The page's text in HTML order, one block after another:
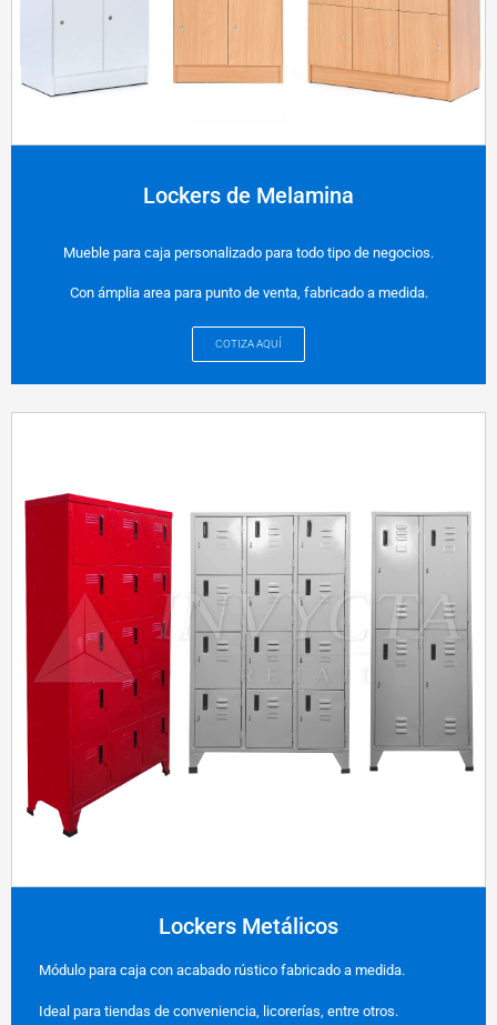
Lockers de Melamina
Mueble para caja personalizado para todo tipo de negocios.
Con ámplia area para punto de venta, fabricado a medida.
COTIZA AQUÍ
Lockers Metálicos
Módulo para caja con acabado rústico fabricado a medida.
Ideal para tiendas de conveniencia, licorerías, entre otros.